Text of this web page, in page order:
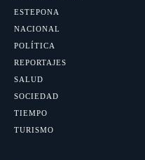
ESTEPONA
NACIONAL
POLÍTICA
REPORTAJES
SALUD
SOCIEDAD
TIEMPO
TURISMO